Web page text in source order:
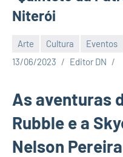
Niterói
Arte Cultura Eventos
13/06/2023
Editor DN
As aventuras
Rubble e a
Nelson